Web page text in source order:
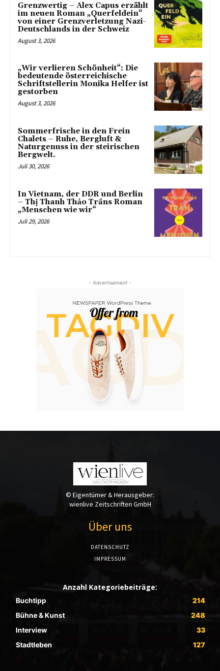
Grenzwertig – Alex Capus erzählt
im neuen Roman „Querfeldein“
von einer Grenzverletzung Nazi-
Deutschlands in der Schweiz
August 3, 2026
„Wir verlieren Schönheit“: Die
bedeutende österreichische
Schriftstellerin Monika Helfer ist
gestorben
August 3, 2026
Sommerfrische in den Frein
Chalets – Ruhe, Bergluft &
Naturgenuss in der steirischen
Bergwelt.
Juli 30, 2026
In Vietnam, der DDR und Berlin
– Thị Thanh Thảo Trầns Roman
„Menschen wie wir“
Juli 29, 2026
- Advertisement -
© Eigentümer & Herausgeber:
wienlive Zeitschriften GmbH
Über uns
DATENSCHUTZ
IMPRESSUM
Anzahl Kategoriebeiträge:
Buchtipp
214
Bühne & Kunst
248
Interview
33
Stadtleben
127